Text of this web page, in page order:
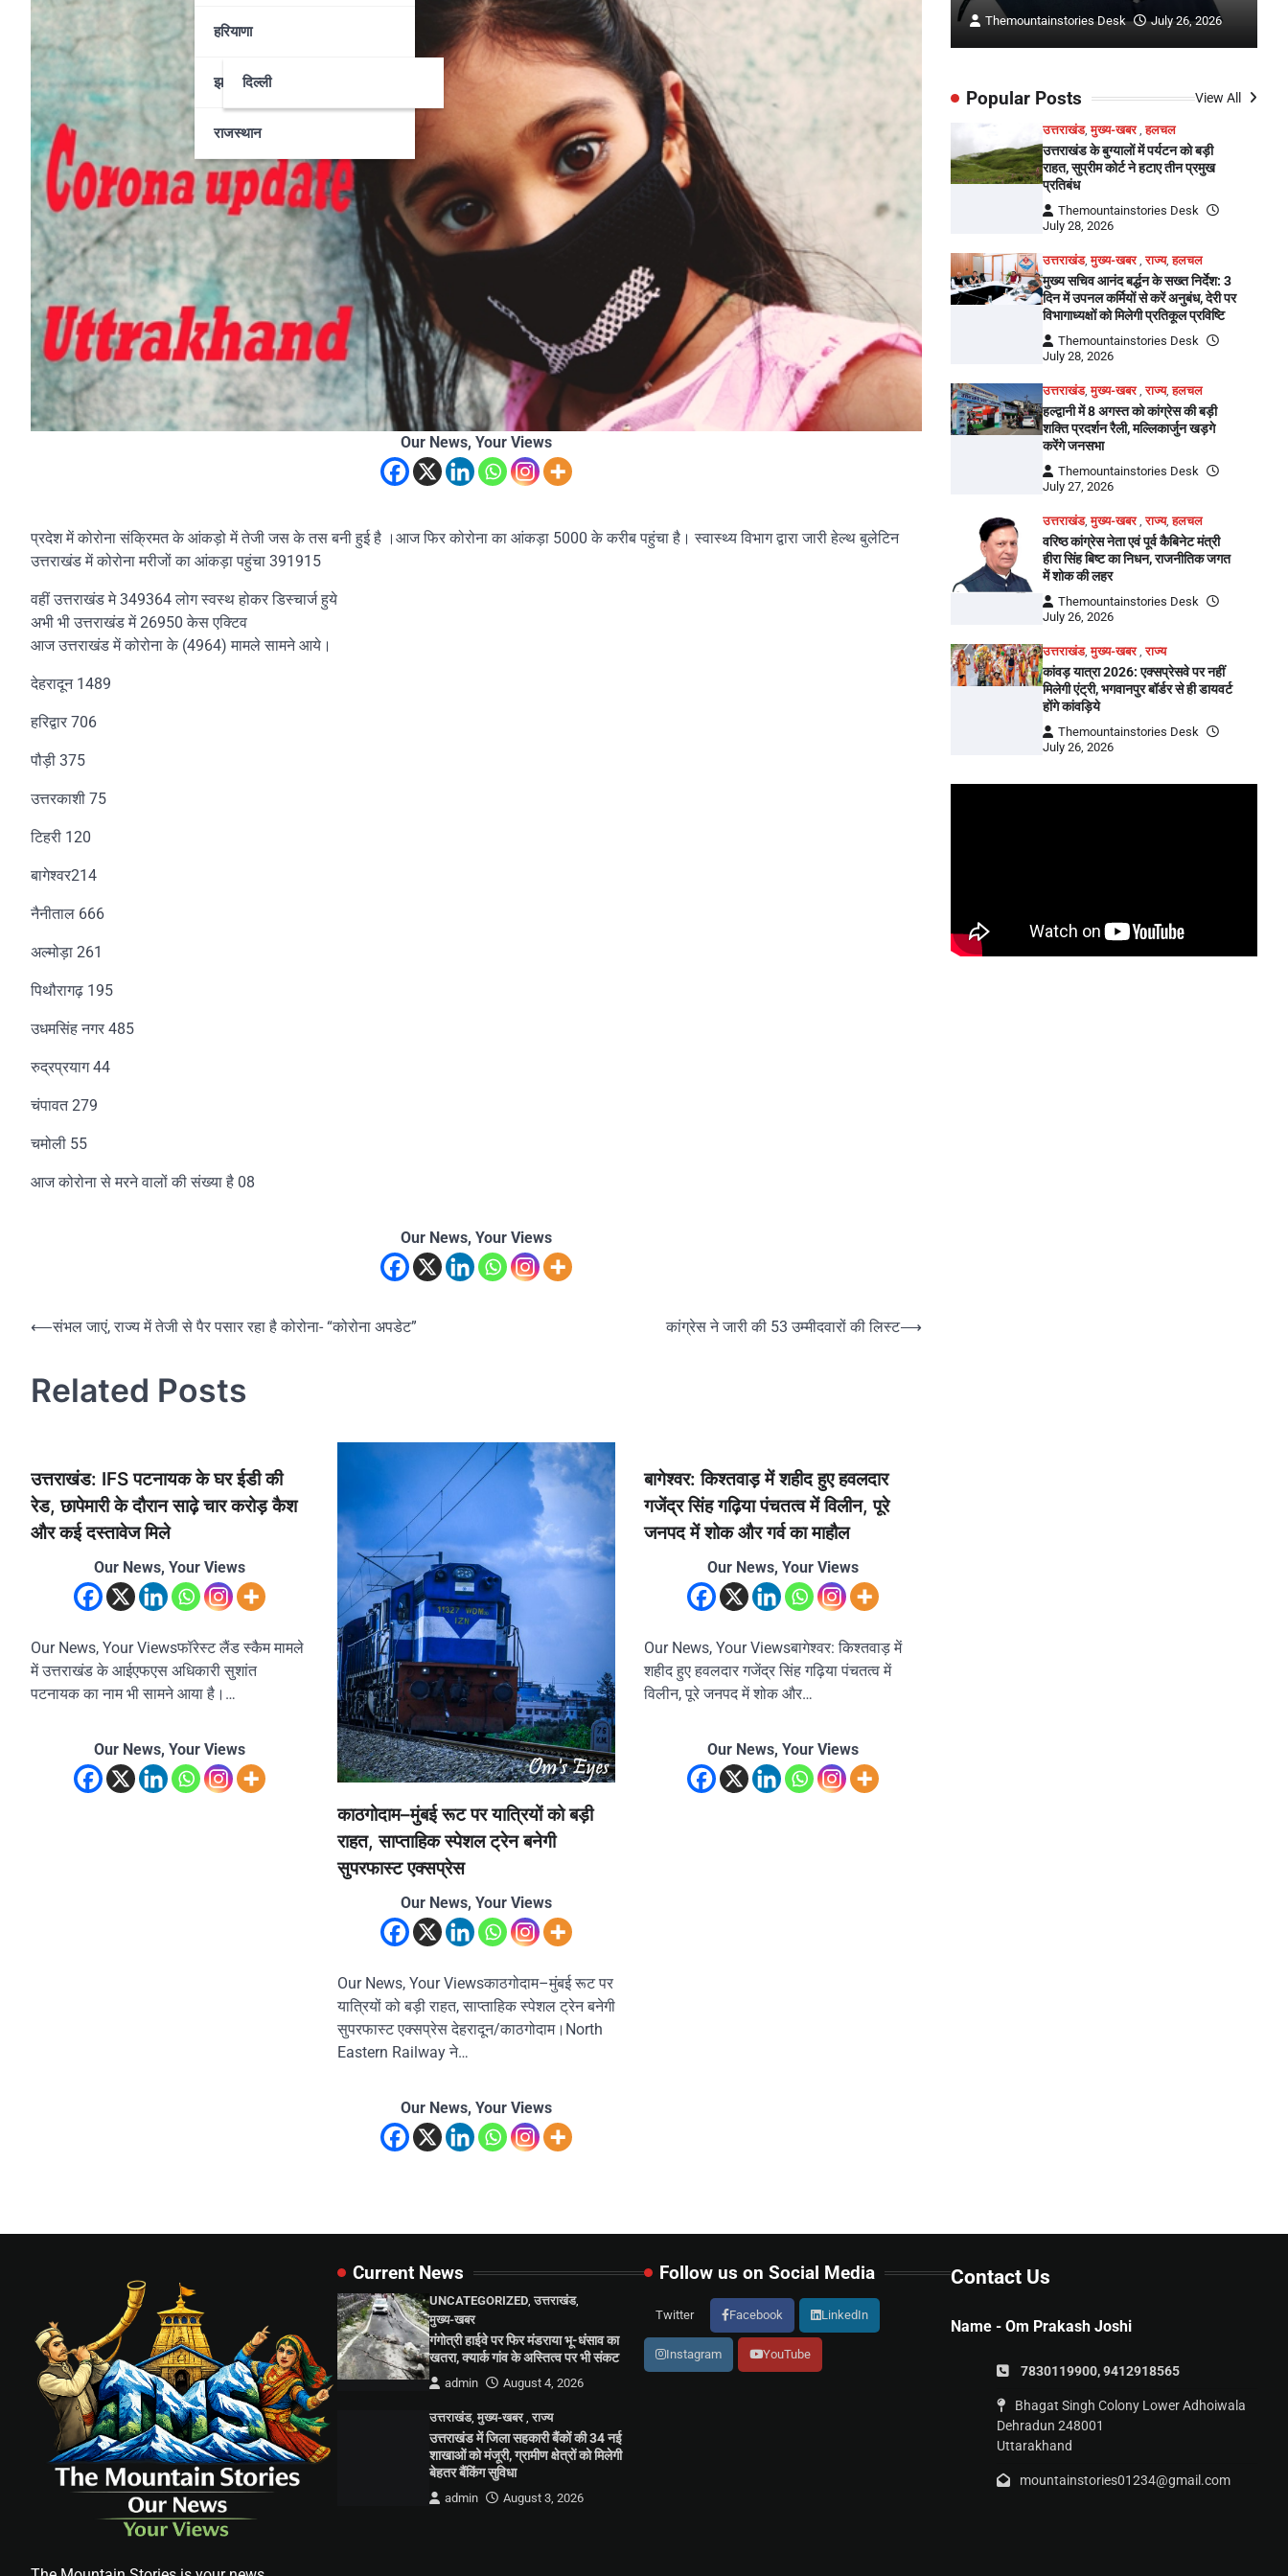
हरियाणा
झारखण्डदिल्ली
राजस्थान
Our News, Your Views
प्रदेश में कोरोना संक्रिमत के आंकड़ो में तेजी जस के तस बनी हुई है ।आज फिर कोरोना का आंकड़ा 5000 के करीब पहुंचा है। स्वास्थ्य विभाग द्वारा जारी हेल्थ बुलेटिन
उत्तराखंड में कोरोना मरीजों का आंकड़ा पहुंचा 391915
वहीं उत्तराखंड मे 349364 लोग स्वस्थ होकर डिस्चार्ज हुये
अभी भी उत्तराखंड में 26950 केस एक्टिव
आज उत्तराखंड में कोरोना के (4964) मामले सामने आये।
देहरादून 1489
हरिद्वार 706
पौड़ी 375
उत्तरकाशी 75
टिहरी 120
बागेश्वर214
नैनीताल 666
अल्मोड़ा 261
पिथौरागढ़ 195
उधमसिंह नगर 485
रुद्रप्रयाग 44
चंपावत 279
चमोली 55
आज कोरोना से मरने वालों की संख्या है 08
Our News, Your Views
Post
⟵संभल जाएं, राज्य में तेजी से पैर पसार रहा है कोरोना- “कोरोना अपडेट” कांग्रेस ने जारी की 53 उम्मीदवारों की लिस्ट⟶
Related Posts
उत्तराखंड: IFS पटनायक के घर ईडी की
रेड, छापेमारी के दौरान साढ़े चार करोड़ कैश
और कई दस्तावेज मिले
Our News, Your Views
Our News, Your Viewsफॉरेस्ट लैंड स्‍कैम मामले
में उत्तराखंड के आईएफएस अधिकारी सुशांत
पटनायक का नाम भी सामने आया है।…
Our News, Your Views
काठगोदाम–मुंबई रूट पर यात्रियों को बड़ी
राहत, साप्ताहिक स्पेशल ट्रेन बनेगी
सुपरफास्ट एक्सप्रेस
Our News, Your Views
Our News, Your Viewsकाठगोदाम–मुंबई रूट पर
यात्रियों को बड़ी राहत, साप्ताहिक स्पेशल ट्रेन बनेगी
सुपरफास्ट एक्सप्रेस देहरादून/काठगोदाम।North
Eastern Railway ने…
Our News, Your Views
बागेश्वर: किश्तवाड़ में शहीद हुए हवलदार
गजेंद्र सिंह गढ़िया पंचतत्व में विलीन, पूरे
जनपद में शोक और गर्व का माहौल
Our News, Your Views
Our News, Your Viewsबागेश्वर: किश्तवाड़ में
शहीद हुए हवलदार गजेंद्र सिंह गढ़िया पंचतत्व में
विलीन, पूरे जनपद में शोक और…
Our News, Your Views
July 26, 2026 Themountainstories Desk July 26, 2026
Popular Posts View All
उत्तराखंड,मुख्य-खबर,हलचल
उत्तराखंड के बुग्यालों में पर्यटन को बड़ी
राहत, सुप्रीम कोर्ट ने हटाए तीन प्रमुख
प्रतिबंध
Themountainstories Desk
July 28, 2026
उत्तराखंड,मुख्य-खबर,राज्य,हलचल
मुख्य सचिव आनंद बर्द्धन के सख्त निर्देश: 3
दिन में उपनल कर्मियों से करें अनुबंध, देरी पर
विभागाध्यक्षों को मिलेगी प्रतिकूल प्रविष्टि
Themountainstories Desk
July 28, 2026
उत्तराखंड,मुख्य-खबर,राज्य,हलचल
हल्द्वानी में 8 अगस्त को कांग्रेस की बड़ी
शक्ति प्रदर्शन रैली, मल्लिकार्जुन खड़गे
करेंगे जनसभा
Themountainstories Desk
July 27, 2026
उत्तराखंड,मुख्य-खबर,राज्य,हलचल
वरिष्ठ कांग्रेस नेता एवं पूर्व कैबिनेट मंत्री
हीरा सिंह बिष्ट का निधन, राजनीतिक जगत
में शोक की लहर
Themountainstories Desk
July 26, 2026
उत्तराखंड,मुख्य-खबर,राज्य
कांवड़ यात्रा 2026: एक्सप्रेसवे पर नहीं
मिलेगी एंट्री, भगवानपुर बॉर्डर से ही डायवर्ट
होंगे कांवड़िये
Themountainstories Desk
July 26, 2026
Current News
UNCATEGORIZED उत्तराखंड,
मुख्य-खबर
गंगोत्री हाईवे पर फिर मंडराया भू-धंसाव का
खतरा, क्यार्क गांव के अस्तित्व पर भी संकट
admin August 4, 2026
उत्तराखंड, मुख्य-खबर राज्य
उत्तराखंड में जिला सहकारी बैंकों की 34 नई
शाखाओं को मंजूरी, ग्रामीण क्षेत्रों को मिलेगी
बेहतर बैंकिंग सुविधा
admin August 3, 2026
Follow us on Social Media
Twitter Facebook LinkedIn
Instagram YouTube
Contact Us
Name - Om Prakash Joshi
7830119900, 9412918565
Bhagat Singh Colony Lower Adhoiwala
Dehradun 248001
Uttarakhand
mountainstories01234@gmail.com